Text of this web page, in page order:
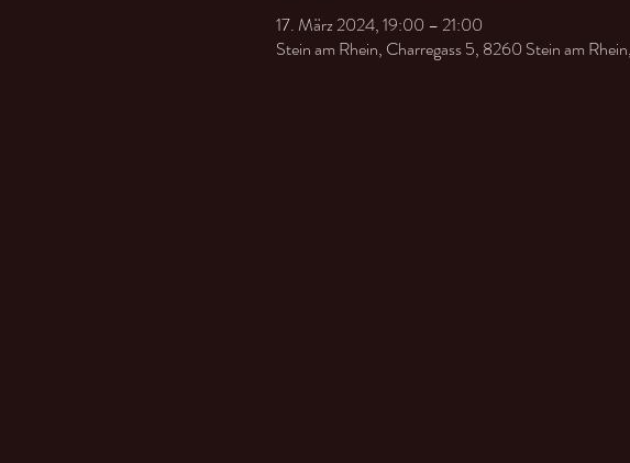
17. März 2024, 19:00 – 21:00
Stein am Rhein, Charregass 5, 8260 Stein am